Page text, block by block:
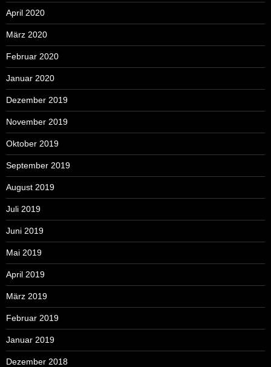
April 2020
März 2020
Februar 2020
Januar 2020
Dezember 2019
November 2019
Oktober 2019
September 2019
August 2019
Juli 2019
Juni 2019
Mai 2019
April 2019
März 2019
Februar 2019
Januar 2019
Dezember 2018